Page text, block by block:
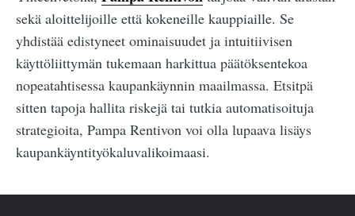
sekä aloittelijoille että kokeneille kauppiaille. Se
yhdistää edistyneet ominaisuudet ja intuitiivisen
käyttöliittymän tukemaan harkittua päätöksentekoa
nopeatahtisessa kaupankäynnin maailmassa. Etsitpä
sitten tapoja hallita riskejä tai tutkia automatisoituja
strategioita, Pampa Rentivon voi olla lupaava lisäys
kaupankäyntityökaluvalikoimaasi.